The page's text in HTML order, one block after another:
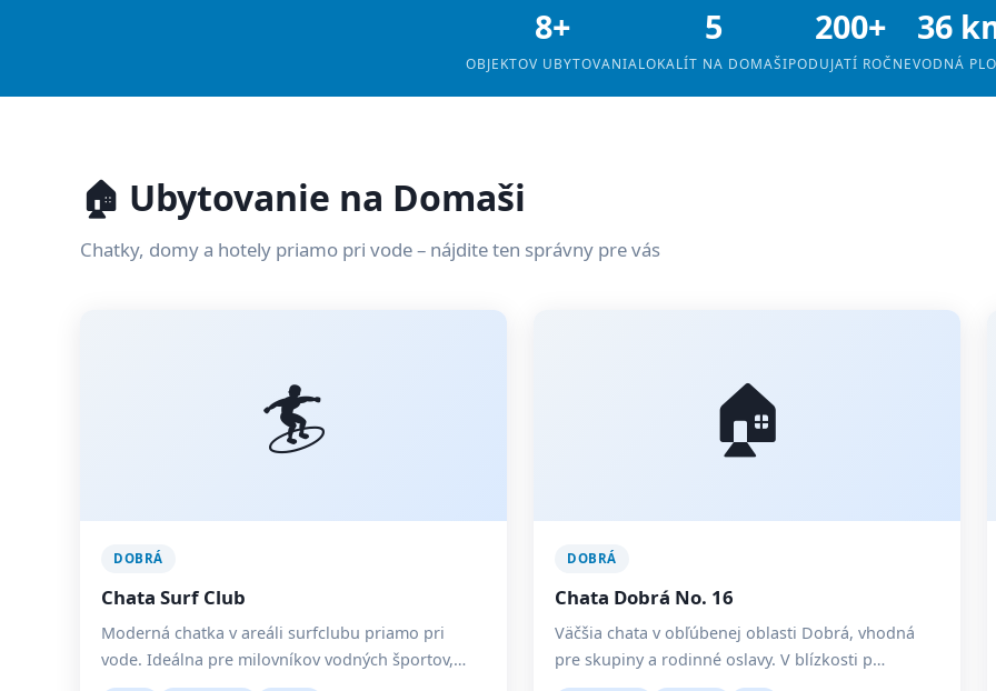
8+
OBJEKTOV UBYTOVANIA
5
LOKALÍT NA DOMAŠI
200+
PODUJATÍ ROČNE
36
VODNÁ
🏠 Ubytovanie na Domaši
Chatky, domy a hotely priamo pri vode – nájdite ten správny pre vás
🏄
DOBRÁ
Chata Surf Club
Moderná chatka v areáli surfclubu priamo pri
vode. Ideálna pre milovníkov vodných športov,…
🏠
DOBRÁ
Chata Dobrá No. 16
Väčšia chata v obľúbenej oblasti Dobrá, vhodná
pre skupiny a rodinné oslavy. V blízkosti p…